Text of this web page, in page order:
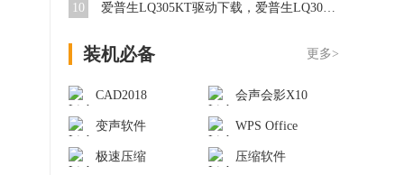
10 爱普生LQ305KT驱动下载，爱普生LQ305KT驱动 官方版
装机必备 更多>
CAD2018 会声会影X10
变声软件 WPS Office
极速压缩 压缩软件